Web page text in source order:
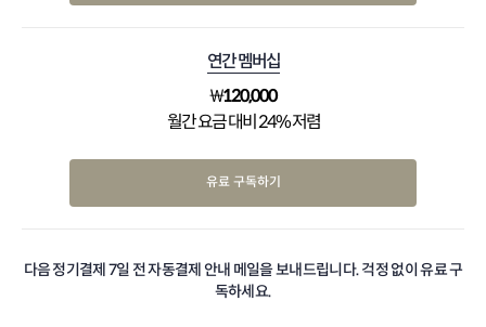
연간 멤버십
₩120,000
월간 요금 대비 24% 저렴
유료 구독하기
다음 정기결제 7일 전 자동결제 안내 메일을 보내드립니다. 걱정 없이 유료 구
독하세요.